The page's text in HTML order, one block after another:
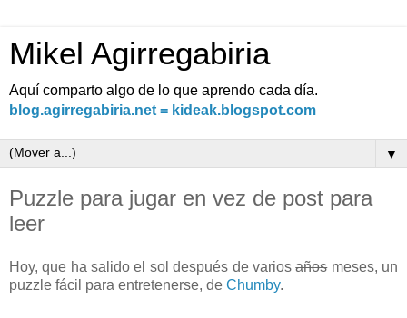
Mikel Agirregabiria
Aquí comparto algo de lo que aprendo cada día.
blog.agirregabiria.net = kideak.blogspot.com
▼
Puzzle para jugar en vez de post para
leer
Hoy, que ha salido el sol después de variosañosmeses, un
puzzle fácil para entretenerse, de Chumby.